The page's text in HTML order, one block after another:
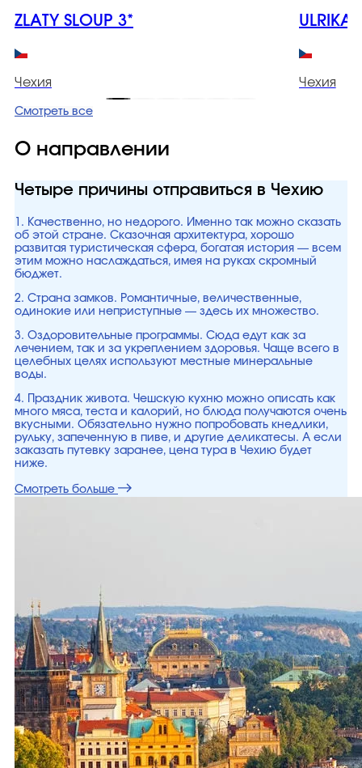
ZLATY SLOUP 3*
Чехия
ULRIKA
Чехия
Смотреть все
О направлении
Четыре причины отправиться в Чехию
1. Качественно, но недорого. Именно так можно сказать
об этой стране. Сказочная архитектура, хорошо
развитая туристическая сфера, богатая история — всем
этим можно наслаждаться, имея на руках скромный
бюджет.
2. Страна замков. Романтичные, величественные,
одинокие или неприступные — здесь их множество.
3. Оздоровительные программы. Сюда едут как за
лечением, так и за укреплением здоровья. Чаще всего в
целебных целях используют местные минеральные
воды.
4. Праздник живота. Чешскую кухню можно описать как
много мяса, теста и калорий, но блюда получаются очень
вкусными. Обязательно нужно попробовать кнедлики,
рульку, запеченную в пиве, и другие деликатесы. А если
заказать путевку заранее, цена тура в Чехию будет
ниже.
Смотреть больше